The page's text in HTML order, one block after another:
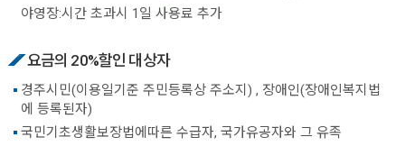
야영장:시간 초과시 1일 사용료 추가
요금의 20%할인 대상자
경주시민(이용일기준 주민등록상 주소지) , 장애인(장애인복지법
에 등록된자)
국민기초생활보장법에따른 수급자, 국가유공자와 그 유족